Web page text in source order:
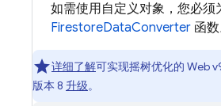
如需使用自定义对象，您必须
FirestoreDataConverter 函
详细了解可实现摇树优化的 Web
版本 8 升级。